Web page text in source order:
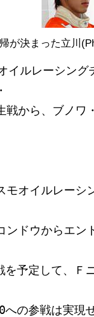
が決まった立川
イルレーシン
戦から、ブノワ
モオイルレーシ
ンドウからエン
を予定して、Ｆ
への参戦は実現